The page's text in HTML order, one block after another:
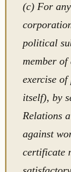
(c) For
political
member
exercise
itself), by
Relations
against
certificate